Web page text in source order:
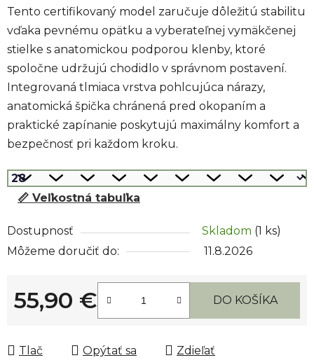
Tento certifikovaný model zaručuje dôležitú stabilitu
vďaka pevnému opätku a vyberateľnej vymäkčenej
stielke s anatomickou podporou klenby, ktoré
spoločne udržujú chodidlo v správnom postavení.
Integrovaná tlmiaca vrstva pohlcujúca nárazy,
anatomická špička chránená pred okopaním a
praktické zapínanie poskytujú maximálny komfort a
bezpečnosť pri každom kroku.
📏 Veľkostná tabuľka
Dostupnosť Skladom (1 ks)
Môžeme doručiť do:
11.8.2026
55,90 €
Jednotková cena:
DO KOŠÍKA
Tlač Opýtať sa Zdieľať